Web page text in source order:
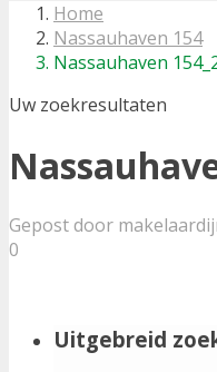
Home
Nassauhaven 154
Nassauhaven
Uw zoekresultaten
Gepost door
0
Uitgebreid